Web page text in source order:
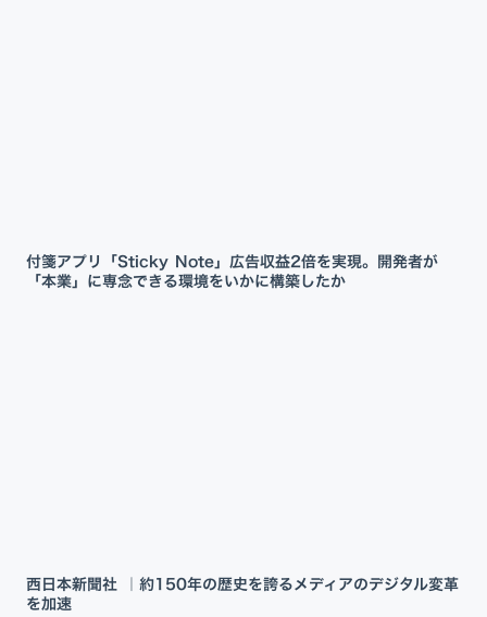
付箋アプリ「Sticky Note」広告収益2倍を実現。開発者が
「本業」に専念できる環境をいかに構築したか
西日本新聞社 ｜約150年の歴史を誇るメディアのデジタル変革
を加速